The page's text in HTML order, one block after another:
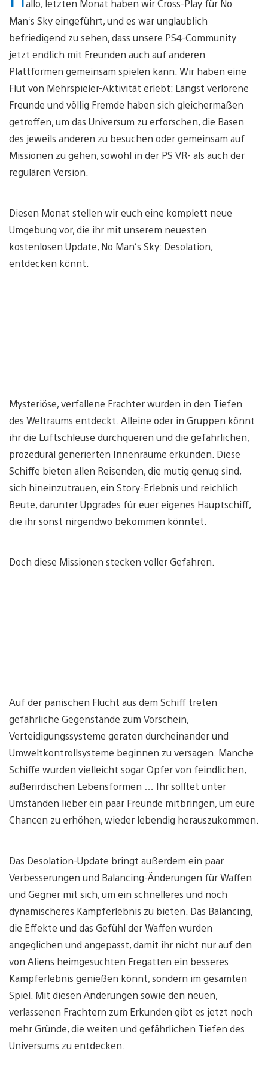
allo, letzten Monat haben wir Cross-Play für No
Man‘s Sky eingeführt, und es war unglaublich
befriedigend zu sehen, dass unsere PS4-Community
jetzt endlich mit Freunden auch auf anderen
Plattformen gemeinsam spielen kann. Wir haben eine
Flut von Mehrspieler-Aktivität erlebt: Längst verlorene
Freunde und völlig Fremde haben sich gleichermaßen
getroffen, um das Universum zu erforschen, die Basen
des jeweils anderen zu besuchen oder gemeinsam auf
Missionen zu gehen, sowohl in der PS VR- als auch der
regulären Version.
Diesen Monat stellen wir euch eine komplett neue
Umgebung vor, die ihr mit unserem neuesten
kostenlosen Update, No Man‘s Sky: Desolation,
entdecken könnt.
Mysteriöse, verfallene Frachter wurden in den Tiefen
des Weltraums entdeckt. Alleine oder in Gruppen könnt
ihr die Luftschleuse durchqueren und die gefährlichen,
prozedural generierten Innenräume erkunden. Diese
Schiffe bieten allen Reisenden, die mutig genug sind,
sich hineinzutrauen, ein Story-Erlebnis und reichlich
Beute, darunter Upgrades für euer eigenes Hauptschiff,
die ihr sonst nirgendwo bekommen könntet.
Doch diese Missionen stecken voller Gefahren.
Auf der panischen Flucht aus dem Schiff treten
gefährliche Gegenstände zum Vorschein,
Verteidigungssysteme geraten durcheinander und
Umweltkontrollsysteme beginnen zu versagen. Manche
Schiffe wurden vielleicht sogar Opfer von feindlichen,
außerirdischen Lebensformen … Ihr solltet unter
Umständen lieber ein paar Freunde mitbringen, um eure
Chancen zu erhöhen, wieder lebendig herauszukommen.
Das Desolation-Update bringt außerdem ein paar
Verbesserungen und Balancing-Änderungen für Waffen
und Gegner mit sich, um ein schnelleres und noch
dynamischeres Kampferlebnis zu bieten. Das Balancing,
die Effekte und das Gefühl der Waffen wurden
angeglichen und angepasst, damit ihr nicht nur auf den
von Aliens heimgesuchten Fregatten ein besseres
Kampferlebnis genießen könnt, sondern im gesamten
Spiel. Mit diesen Änderungen sowie den neuen,
verlassenen Frachtern zum Erkunden gibt es jetzt noch
mehr Gründe, die weiten und gefährlichen Tiefen des
Universums zu entdecken.